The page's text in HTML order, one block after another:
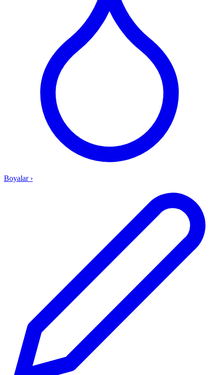
Boyalar ›